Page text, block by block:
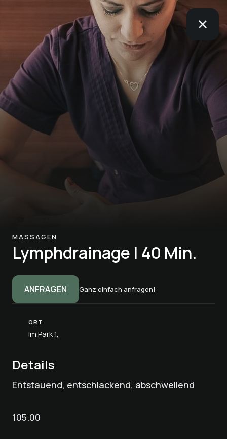
MASSAGEN
Lymphdrainage | 40 Min.
ANFRAGEN Ganz einfach anfragen!
ORT
Im Park 1,
Details
Entstauend, entschlackend, abschwellend
105.00